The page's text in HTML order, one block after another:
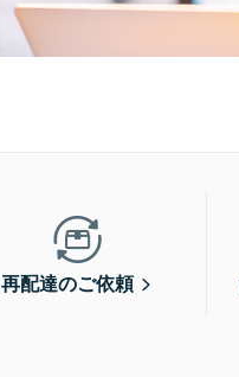
再配達のご依頼